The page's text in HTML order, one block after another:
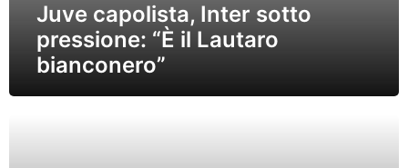
Juve capolista, Inter sotto
pressione: “È il Lautaro
bianconero”